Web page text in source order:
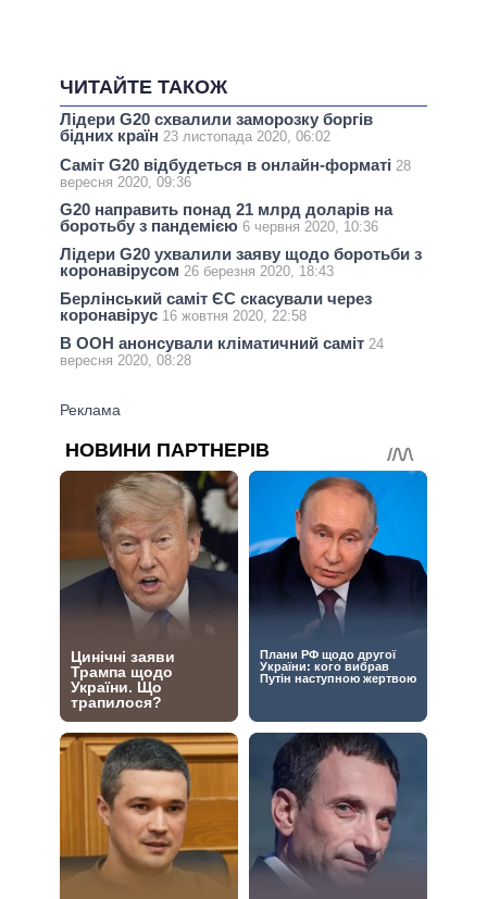
ЧИТАЙТЕ ТАКОЖ
Лідери G20 схвалили заморозку боргів
бідних країн 23 листопада 2020, 06:02
Саміт G20 відбудеться в онлайн-форматі 28
вересня 2020, 09:36
G20 направить понад 21 млрд доларів на
боротьбу з пандемією 6 червня 2020, 10:36
Лідери G20 ухвалили заяву щодо боротьби з
коронавірусом 26 березня 2020, 18:43
Берлінський саміт ЄС скасували через
коронавірус 16 жовтня 2020, 22:58
В ООН анонсували кліматичний саміт 24
вересня 2020, 08:28